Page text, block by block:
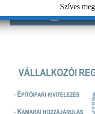
Szíves